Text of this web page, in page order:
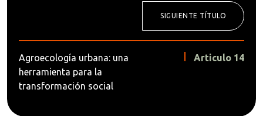
SIGUIENTE TÍTULO
Agroecología urbana: una
herramienta para la
transformación social
Articulo 14